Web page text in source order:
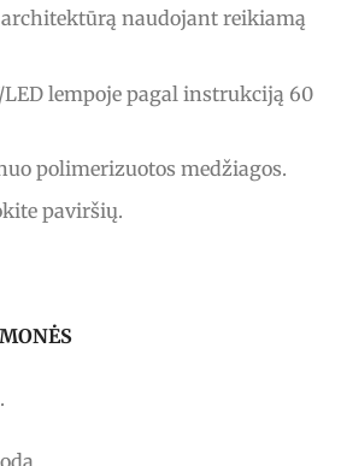
naudojant reikiamą
lempoje pagal instrukciją 60
polimerizuotos medžiagos.
paviršių.